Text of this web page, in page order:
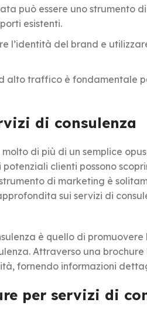
può essere uno strumento
esistenti.
l’identità del brand e
alto traffico è fondamentale
di consulenza
di più di un semplice
clienti possono
di marketing è
sui servizi di
è quello di
Attraverso una
fornendo informazioni
per servizi di